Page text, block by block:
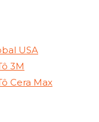
USA
3M
Cera Max